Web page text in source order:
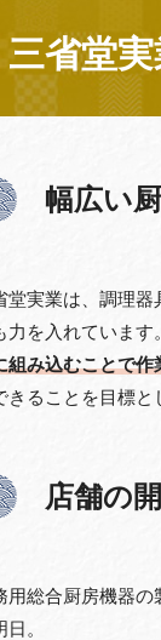
三省堂
幅広い
堂実業は、調理
力を入れています
組み込むことで
きることを目標と
店舗の
用総合厨房機器の
日。